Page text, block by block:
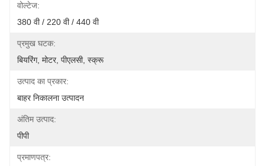
वोल्टेज:
380 वी / 220 वी / 440 वी
प्रमुख घटक:
बियरिंग, मोटर, पीएलसी, स्क्रू
उत्पाद का प्रकार:
बाहर निकालना उत्पादन
अंतिम उत्पाद:
पीपी
प्रमाणपत्र: